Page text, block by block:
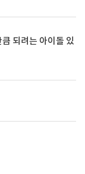
되려는 아이돌 있